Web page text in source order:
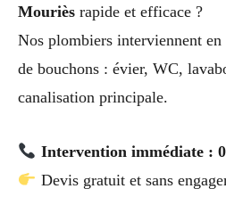
Mouriès rapide et efficace ?
Nos plombiers interviennent
de bouchons : évier, WC,
canalisation principale.
Intervention immédiate :
Devis gratuit et sans